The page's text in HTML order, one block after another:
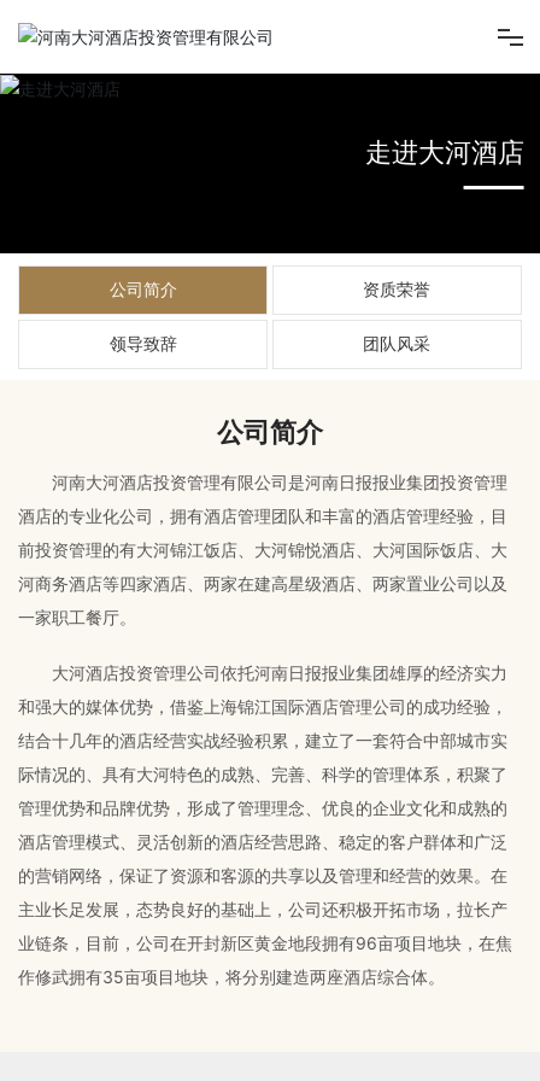
新闻中心
旗下酒店
人才招聘
联系我们
走进大河酒店
公司简介 资质荣誉
领导致辞 团队风采
公司简介
河南大河酒店投资管理有限公司是河南日报报业集团投资管理
酒店的专业化公司，拥有酒店管理团队和丰富的酒店管理经验，目
前投资管理的有大河锦江饭店、大河锦悦酒店、大河国际饭店、大
河商务酒店等四家酒店、两家在建高星级酒店、两家置业公司以及
一家职工餐厅。
大河酒店投资管理公司依托河南日报报业集团雄厚的经济实力
和强大的媒体优势，借鉴上海锦江国际酒店管理公司的成功经验，
结合十几年的酒店经营实战经验积累，建立了一套符合中部城市实
际情况的、具有大河特色的成熟、完善、科学的管理体系，积聚了
管理优势和品牌优势，形成了管理理念、优良的企业文化和成熟的
酒店管理模式、灵活创新的酒店经营思路、稳定的客户群体和广泛
的营销网络，保证了资源和客源的共享以及管理和经营的效果。在
主业长足发展，态势良好的基础上，公司还积极开拓市场，拉长产
业链条，目前，公司在开封新区黄金地段拥有96亩项目地块，在焦
作修武拥有35亩项目地块，将分别建造两座酒店综合体。